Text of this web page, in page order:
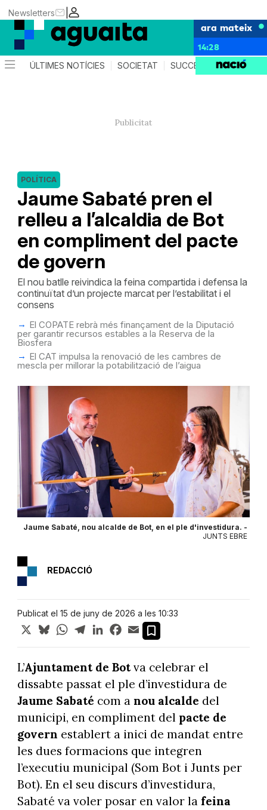
|
Newsletters
ara mateix
14:28
ÚLTIMES NOTÍCIES SOCIETAT SUCCESSOS AGENDA
Jaume Sabaté pren el
relleu a l’alcaldia de Bot
en compliment del pacte
de govern
POLÍTICA
El nou batlle reivindica la feina compartida i defensa la
continuïtat d’un projecte marcat per l’estabilitat i el
consens
El COPATE rebrà més finançament de la Diputació
per garantir recursos estables a la Reserva de la
Biosfera
El CAT impulsa la renovació de les cambres de
mescla per millorar la potabilització de l’aigua
Jaume Sabaté, nou alcalde de Bot, en el ple d'investidura. -
JUNTS EBRE
REDACCIÓ
Publicat el 15 de juny de 2026 a les 10:33
X BlueskyWhatsApp
TelegramLinkedInFacebook
Email
L’Ajuntamentde Botva celebrar el
dissabte passat el ple d’investidura de
Jaume Sabaté com a nou alcalde del
municipi, en compliment del pacte de
govern establert a inici de mandat entre
les dues formacions que integren
l’executiu municipal (Som Bot i Junts per
Bot). En el seu discurs d’investidura,
Sabaté va voler posar en valor la feina